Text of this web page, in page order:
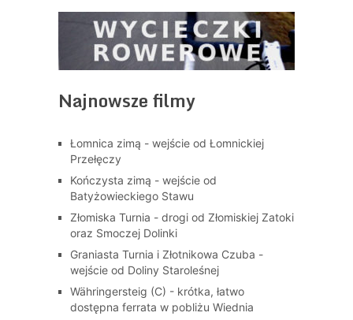
Najnowsze filmy
Łomnica zimą - wejście od Łomnickiej
Przełęczy
Kończysta zimą - wejście od
Batyżowieckiego Stawu
Złomiska Turnia - drogi od Złomiskiej Zatoki
oraz Smoczej Dolinki
Graniasta Turnia i Złotnikowa Czuba -
wejście od Doliny Staroleśnej
Währingersteig (C) - krótka, łatwo
dostępna ferrata w pobliżu Wiednia